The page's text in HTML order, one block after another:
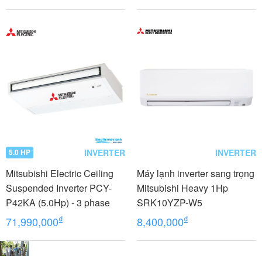
5.0 HP INVERTER
Mitsubishi Electric Ceiling
Suspended Inverter PCY-
P42KA (5.0Hp) - 3 phase
71,990,000₫
INVERTER
Máy lạnh inverter sang trọng
Mitsubishi Heavy 1Hp
SRK10YZP-W5
8,400,000₫